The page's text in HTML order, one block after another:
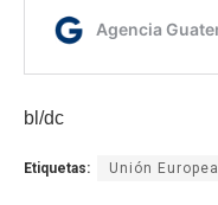
bl/dc
Etiquetas: Unión Europea